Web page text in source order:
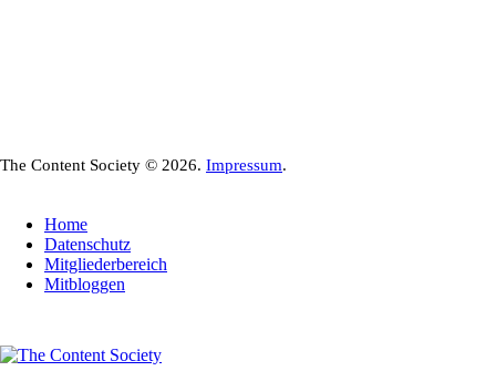
The Content Society © 2026. Impressum.
Home
Datenschutz
Mitgliederbereich
Mitbloggen